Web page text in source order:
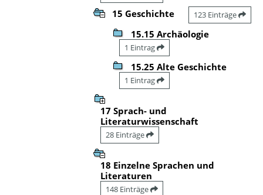
15 Geschichte 123 Einträge
15.15 Archäologie
1 Eintrag
15.25 Alte Geschichte
1 Eintrag
17 Sprach- und
Literaturwissenschaft
28 Einträge
18 Einzelne Sprachen und
Literaturen
148 Einträge